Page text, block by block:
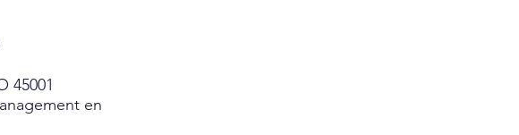
45001
en